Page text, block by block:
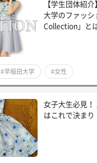
【学生団体紹
大学のファッシ
Collection」と
#早稲田大学 #女性
女子大生必見！
はこれで決まり